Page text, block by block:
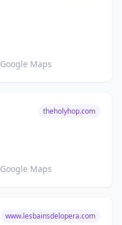
Google Maps
theholyhop.com
Google Maps
www.lesbainsdelopera.com